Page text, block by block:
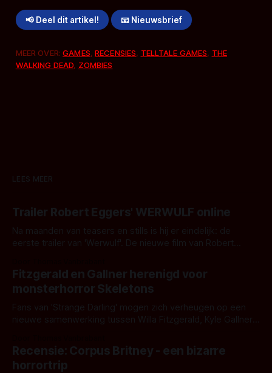
📢 Deel dit artikel! 📧 Nieuwsbrief
MEER OVER:GAMES,RECENSIES, TELLTALE GAMES, THE
WALKING DEAD, ZOMBIES
LEES MEER
Trailer Robert Eggers' WERWULF online
Na maanden van teasers en stills is hij er eindelijk: de
eerste trailer van 'Werwulf'. De nieuwe film van Robert
kille stijl vol folklore en mythe. Het topic deze keer is (kon
het het al raden?)... de weerwolf. Kijk je mee?
Fitzgerald en Gallner herenigd voor
monsterhorror Skeletons
Fans van 'Strange Darling' mogen zich verheugen op een
nieuwe samenwerking tussen Willa Fitzgerald, Kyle Gallner
'Skeletons', een nieuwe creature feature waarvoor de
opnames zijn gestart in Australië.
Recensie: Corpus Britney - een bizarre
horrortrip